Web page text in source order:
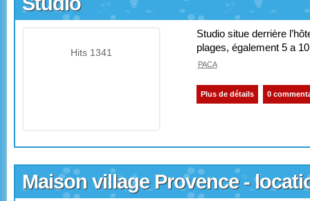
Hits 1341
Studio situe derrière
plages, également 5 a
PACA
Plus de détails 0
Maison village Provence -